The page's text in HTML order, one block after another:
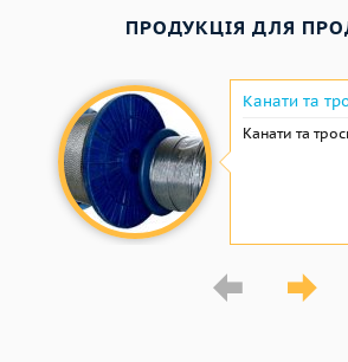
ПРОДУКЦІЯ ДЛЯ
Канати та
Канати та